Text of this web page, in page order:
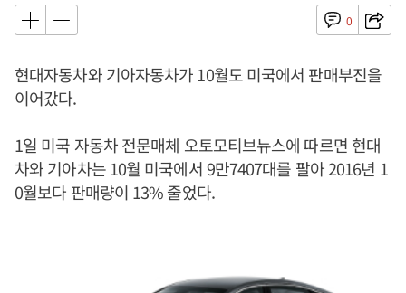
0
현대자동차와 기아자동차가 10월도 미국에서 판매부진을
이어갔다.
1일 미국 자동차 전문매체 오토모티브뉴스에 따르면 현대
차와 기아차는 10월 미국에서 9만7407대를 팔아 2016년 1
0월보다 판매량이 13% 줄었다.